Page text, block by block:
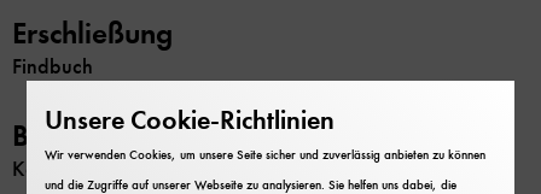
Erschließung
Findbuch
Beschränkung
Keine
Unsere Cookie-Richtlinien
Wir verwenden Cookies, um unsere Seite sicher und zuverlässig anbieten zu können
und die Zugriffe auf unserer Webseite zu analysieren. Sie helfen uns dabei, die